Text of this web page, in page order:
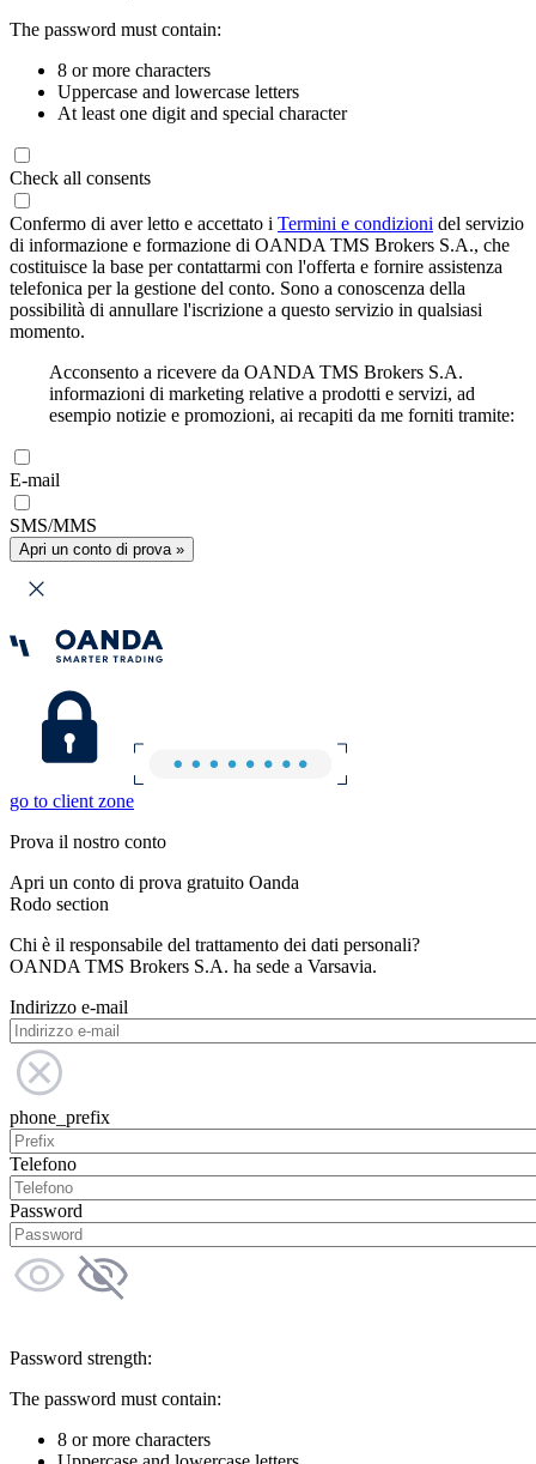
The password must contain:
8 or more characters
Uppercase and lowercase letters
At least one digit and special character
Check all consents
Confermo di aver letto e accettato i Termini e condizioni del servizio
di informazione e formazione di OANDA TMS Brokers S.A., che
costituisce la base per contattarmi con l'offerta e fornire assistenza
telefonica per la gestione del conto. Sono a conoscenza della
possibilità di annullare l'iscrizione a questo servizio in qualsiasi
momento.
Acconsento a ricevere da OANDA TMS Brokers S.A.
informazioni di marketing relative a prodotti e servizi, ad
esempio notizie e promozioni, ai recapiti da me forniti tramite:
E-mail
SMS/MMS
Apri un conto di prova »
go to client zone
Prova il nostro conto
Apri un conto di prova gratuito Oanda
Rodo section
Chi è il responsabile del trattamento dei dati personali?
OANDA TMS Brokers S.A. ha sede a Varsavia.
Indirizzo e-mail
phone_prefix
Telefono
Password
Password strength:
The password must contain:
8 or more characters